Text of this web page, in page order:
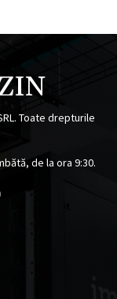
SRL. Toate drepturile
de la ora 9:30.